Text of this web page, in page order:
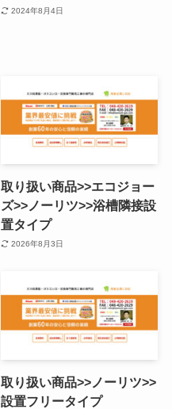
2024年8月4日
取り扱い商品>>エコジョー
ズ>>ノーリツ>>浴槽隣接設
置タイプ
2026年8月3日
取り扱い商品>>ノーリツ>>
設置フリータイプ